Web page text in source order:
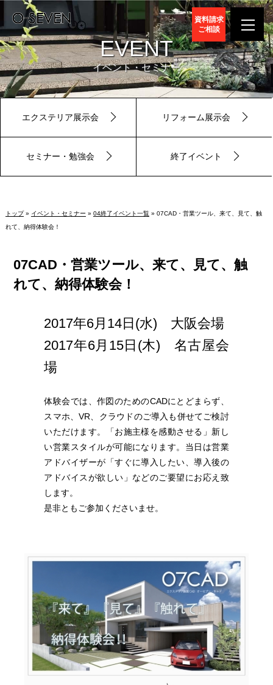
資料請求
ご相談
EVENT
イベント・セミナー
エクステリア展示会 リフォーム展示会
セミナー・勉強会 終了イベント
トップ» イベント・セミナー » 04終了イベント一覧» 07CAD・営業ツール、来て、見て、触
れて、納得体験会！
07CAD・営業ツール、来て、見て、触
れて、納得体験会！
2017年6月14日(水) 大阪会場
2017年6月15日(木) 名古屋会
場
体験会では、作図のためのCADにとどまらず、
スマホ、VR、クラウドのご導入も併せてご検討
いただけます。「お施主様を感動させる」新し
い営業スタイルが可能になります。当日は営業
アドバイザーが「すぐに導入したい、導入後の
アドバイスが欲しい」などのご要望にお応え致
します。
是非ともご参加くださいませ。